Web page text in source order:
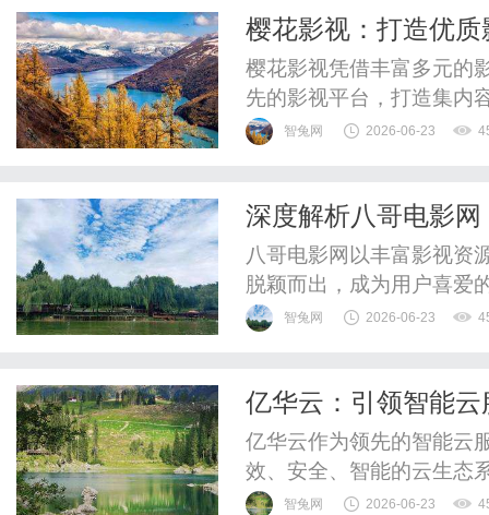
控、市场推广以及消费者
樱花影视：打造优
樱花影视凭借丰富多元的
先的影视平台，打造集内
智兔网 2026-06-23
深度解析八哥电影
发展
八哥电影网以丰富影视资
脱颖而出，成为用户喜爱
智兔网 2026-06-23
亿华云：引领智能
亿华云作为领先的智能云
效、安全、智能的云生态
智兔网 2026-06-23